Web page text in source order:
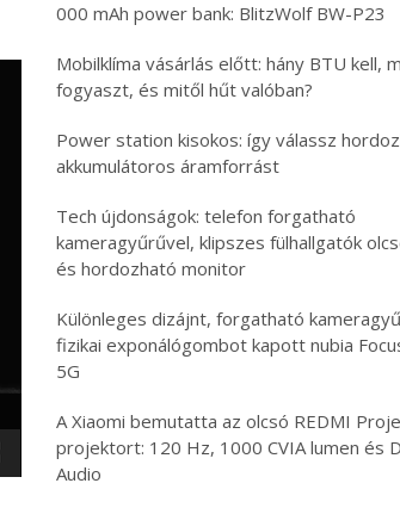
000 mAh power bank: BlitzWolf BW-P23
Mobilklíma vásárlás előtt: hány BTU kell,
fogyaszt, és mitől hűt valóban?
Power station kisokos: így válassz
akkumulátoros áramforrást
Tech újdonságok: telefon forgatható
kameragyűrűvel, klipszes fülhallgatók
és hordozható monitor
Különleges dizájnt, forgatható
fizikai exponálógombot kapott nubia
5G
A Xiaomi bemutatta az olcsó REDMI
projektort: 120 Hz, 1000 CVIA lumen és
Audio